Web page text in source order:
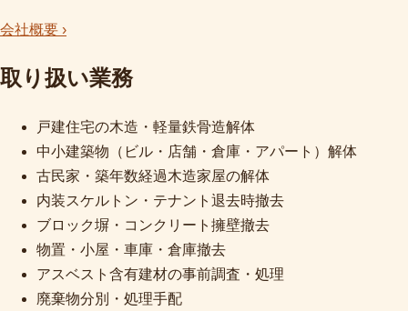
会社概要 ›
取り扱い業務
戸建住宅の木造・軽量鉄骨造解体
中小建築物（ビル・店舗・倉庫・アパート）解体
古民家・築年数経過木造家屋の解体
内装スケルトン・テナント退去時撤去
ブロック塀・コンクリート擁壁撤去
物置・小屋・車庫・倉庫撤去
アスベスト含有建材の事前調査・処理
廃棄物分別・処理手配